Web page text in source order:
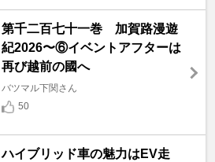
第千二百七十一巻 加賀路漫遊
紀2026〜⑥イベントアフターは
再び越前の國へ
バツマル下関さん
50
ハイブリッド車の魅力はEV走